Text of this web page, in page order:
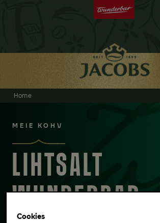
Home
MEIE KOHV
LIHTSALT
WUNDERBAR
Cookies